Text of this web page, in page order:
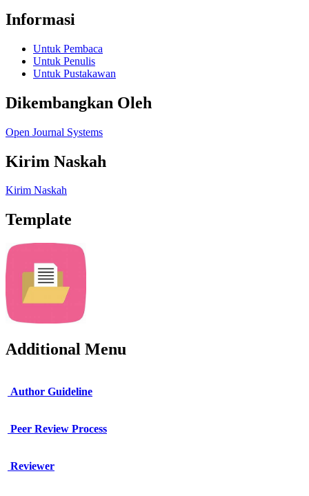
Informasi
Untuk Pembaca
Untuk Penulis
Untuk Pustakawan
Dikembangkan Oleh
Open Journal Systems
Kirim Naskah
Kirim Naskah
Template
Additional Menu
Author Guideline
Peer Review Process
Reviewer